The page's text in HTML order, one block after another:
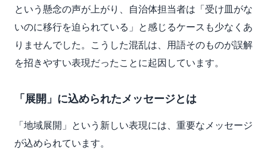
という懸念の声が上がり、自治体担当者は「受け皿がな
いのに移行を迫られている」と感じるケースも少なくあ
りませんでした。こうした混乱は、用語そのものが誤解
を招きやすい表現だったことに起因しています。
「展開」に込められたメッセージとは
「地域展開」という新しい表現には、重要なメッセージ
が込められています。